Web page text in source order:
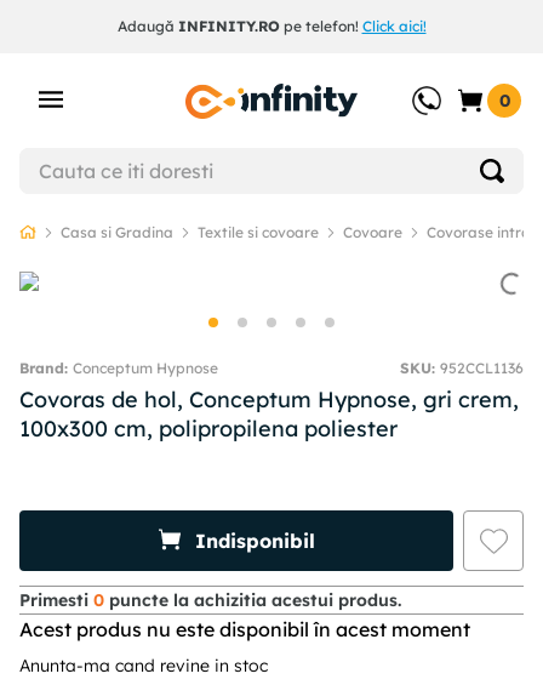
Adaugă INFINITY.ROpe telefon! Click aici!
0
Casa si Gradina Textile si covoare Covoare Covorase
Conceptum Hypnose SKU: 952CCL1136
Covoras de hol, Conceptum Hypnose, gri crem,
100x300 cm, polipropilena poliester
Indisponibil
Primesti 0 puncte la achizitia acestui produs.
Acest produs nu este disponibil în acest moment
Anunta-ma cand revine in stoc